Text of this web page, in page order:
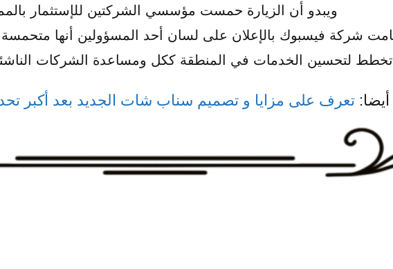
ويبدو أن الزيارة حمست مؤسسي الشركتين للإستثمار
شركة فيسبوك بالإعلان على لسان أحد المسؤولين أنها
تخطط لتحسين الخدمات في المنطقة ككل ومساعدة الشركات
أيضا: تعرف على مزايا و تصميم سناب شات الجديد بعد أكبر